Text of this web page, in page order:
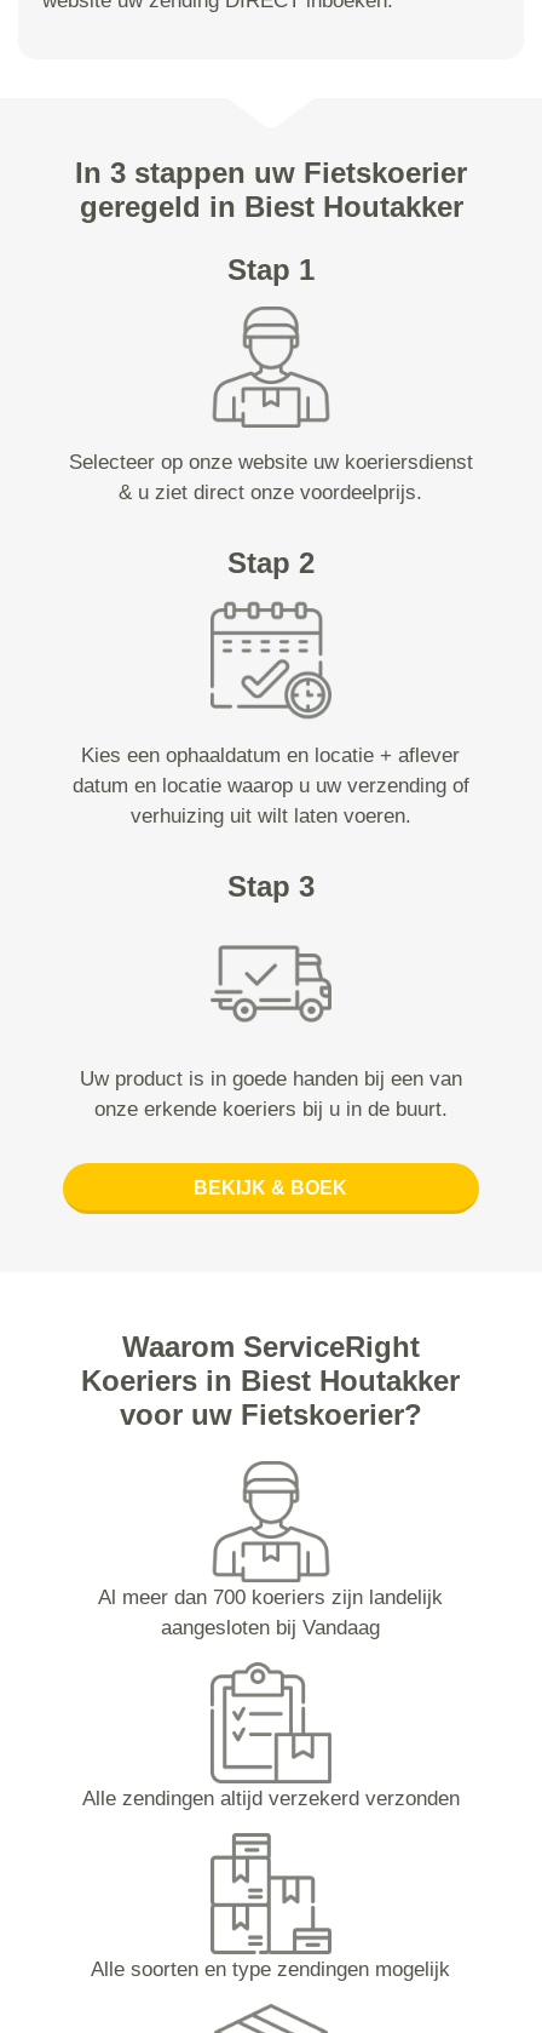
In 3 stappen uw Fietskoerier
geregeld in Biest Houtakker
Stap 1
Selecteer op onze website uw koeriersdienst
& u ziet direct onze voordeelprijs.
Stap 2
Kies een ophaaldatum en locatie + aflever
datum en locatie waarop u uw verzending of
verhuizing uit wilt laten voeren.
Stap 3
Uw product is in goede handen bij een van
onze erkende koeriers bij u in de buurt.
BEKIJK & BOEK
Waarom ServiceRight
Koeriers in Biest Houtakker
voor uw Fietskoerier?
Al meer dan 700 koeriers zijn landelijk
aangesloten bij Vandaag
Alle zendingen altijd verzekerd verzonden
Alle soorten en type zendingen mogelijk